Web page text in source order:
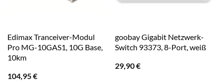
Edimax Tranceiver-Modul
Pro MG-10GAS1, 10G Base,
10km
104,95€
goobay Gigabit Netzwerk-
Switch 93373, 8-Port, weiß
29,90€